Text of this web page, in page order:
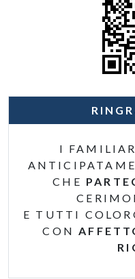
I
CHE
E TUTTI
CON